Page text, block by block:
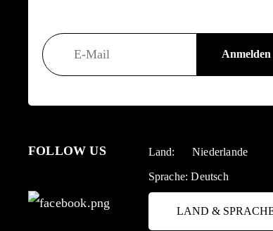
FOLLOW US Land: Niederlande
Sprache:Deutsch
LAND &